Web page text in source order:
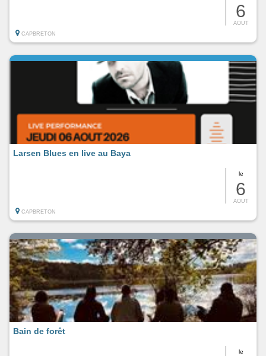
6
AOUT
CAPBRETON
le
6
AOUT
Larsen Blues en live au Baya
CAPBRETON
le
Bain de forêt